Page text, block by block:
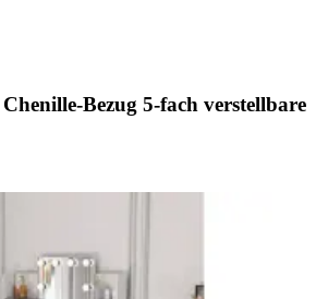
Bezug 5-fach verstellbare